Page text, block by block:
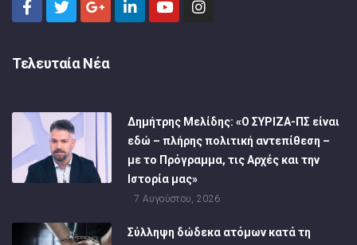
Τελευταία Νέα
Δημήτρης Μελίδης: «Ο ΣΥΡΙΖΑ-ΠΣ είναι
εδώ – πλήρης πολιτική αντεπίθεση –
με το Πρόγραμμα, τις Αρχές και την
Ιστορία μας»
7 Αυγούστου, 2026
Σύλληψη δώδεκα ατόμων κατά τη